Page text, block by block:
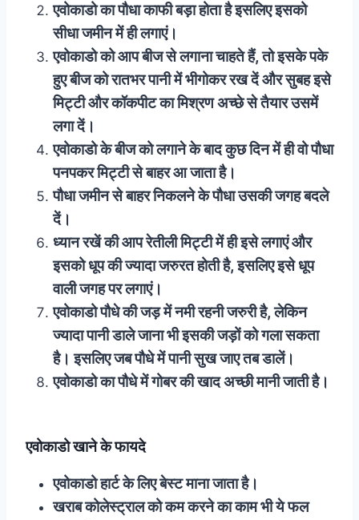
एवोकाडो का पौधा काफी बड़ा होता है इसलिए इसको
सीधा जमीन में ही लगाएं।
एवोकाडो को आप बीज से लगाना चाहते हैं, तो इसके पके
हुए बीज को रातभर पानी में भीगोकर रख दें और सुबह इसे
मिट्टी और कॉकपीट का मिश्रण अच्छे से तैयार उसमें
लगा दें।
एवोकाडो के बीज को लगाने के बाद कुछ दिन में ही वो पौधा
पनपकर मिट्टी से बाहर आ जाता है।
पौधा जमीन से बाहर निकलने के पौधा उसकी जगह बदले
दें।
ध्यान रखें की आप रेतीली मिट्टी में ही इसे लगाएं और
इसको धूप की ज्यादा जरुरत होती है, इसलिए इसे धूप
वाली जगह पर लगाएं।
एवोकाडो पौधे की जड़ में नमी रहनी जरुरी है, लेकिन
ज्यादा पानी डाले जाना भी इसकी जड़ों को गला सकता
है। इसलिए जब पौधे में पानी सुख जाए तब डालें।
एवोकाडो का पौधे में गोबर की खाद अच्छी मानी जाती है।
एवोकाडो खाने के फायदे
एवोकाडो हार्ट के लिए बेस्ट माना जाता है।
खराब कोलेस्ट्राल को कम करने का काम भी ये फल